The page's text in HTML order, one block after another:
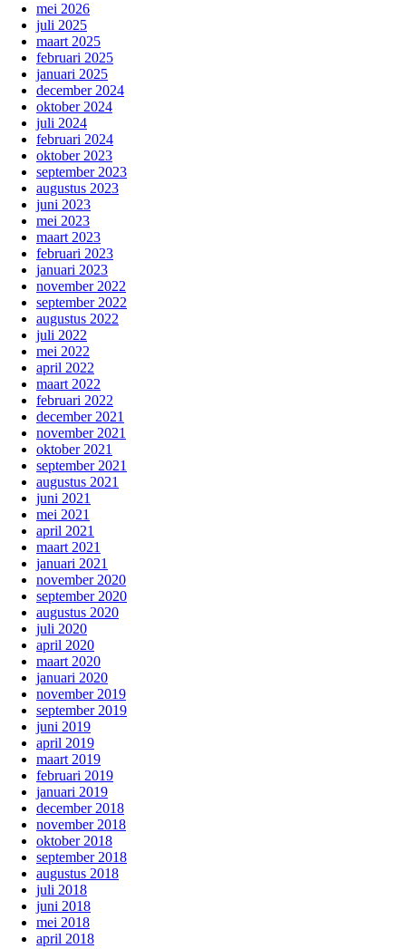
mei 2026
juli 2025
maart 2025
februari 2025
januari 2025
december 2024
oktober 2024
juli 2024
februari 2024
oktober 2023
september 2023
augustus 2023
juni 2023
mei 2023
maart 2023
februari 2023
januari 2023
november 2022
september 2022
augustus 2022
juli 2022
mei 2022
april 2022
maart 2022
februari 2022
december 2021
november 2021
oktober 2021
september 2021
augustus 2021
juni 2021
mei 2021
april 2021
maart 2021
januari 2021
november 2020
september 2020
augustus 2020
juli 2020
april 2020
maart 2020
januari 2020
november 2019
september 2019
juni 2019
april 2019
maart 2019
februari 2019
januari 2019
december 2018
november 2018
oktober 2018
september 2018
augustus 2018
juli 2018
juni 2018
mei 2018
april 2018